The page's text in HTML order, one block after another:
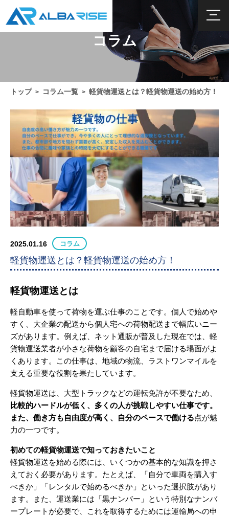
コラム
トップ > コラム一覧 > 軽貨物運送とは？軽貨物運送の始め方！
2025.01.16 コラム
軽貨物運送とは？軽貨物運送の始め方！
軽貨物運送とは
軽自動車を使って荷物を運ぶ仕事のことです。個人で始めや
すく、大企業の配送から個人宅への荷物配送まで幅広いニー
ズがあります。例えば、ネット通販が普及した現在では、軽
貨物運送業者が小さな荷物を顧客の自宅まで届ける場面がよ
くあります。この仕事は、地域の物流、ラストワンマイルを
支える重要な役割を果たしています。
軽貨物運送は、大型トラックなどの運転免許が不要なため、
比較的ハードルが低く、多くの人が挑戦しやすい仕事です。
また、働き方も自由度が高く、自分のペースで働ける点が魅
力の一つです。
初めての軽貨物運送で知っておきたいこと
軽貨物運送を始める際には、いくつかの基本的な知識を押さ
えておく必要があります。たとえば、「自分で車両を購入す
べきか」「レンタルで始めるべきか」といった選択肢があり
ます。また、運送業には「黒ナンバー」という特別なナンバ
ープレートが必要で、これを取得するためには運輸局への申